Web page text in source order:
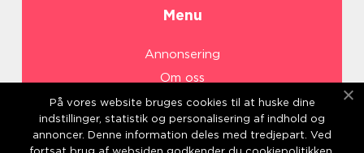
Menu
Annonsering
Om oss
Cookies
Kontakta oss
Sitemap
På vores website bruges cookies til at huske dine
indstillinger, statistik og personalisering af indhold og
annoncer. Denne information deles med tredjepart. Ved